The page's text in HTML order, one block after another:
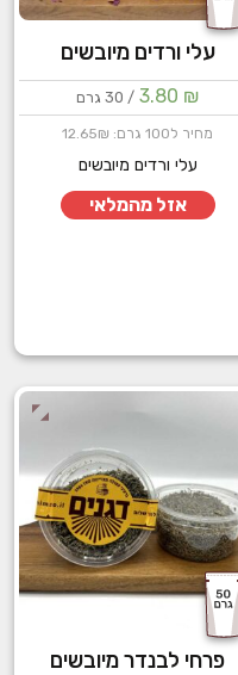
עלי ורדים מיובשים
3.80 ₪ / 30 גרם
מחיר ל100 גרם: 12.65₪
עלי ורדים מיובשים
אזל מהמלאי
פרחי לבנדר מיובשים